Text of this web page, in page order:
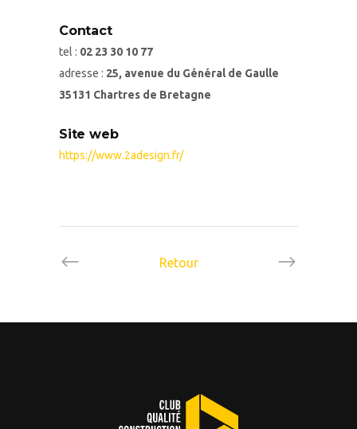
Contact
tel : 02 23 30 10 77
adresse : 25, avenue du Général de Gaulle
35131 Chartres de Bretagne
Site web
https://www.2adesign.fr/
Retour